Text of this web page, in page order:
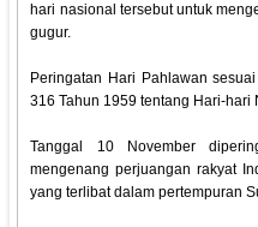
hari nasional tersebut untuk
gugur.
Peringatan Hari Pahlawan
316 Tahun 1959 tentang Hari-
Tanggal 10 November
mengenang perjuangan rakyat
yang terlibat dalam pertempuran